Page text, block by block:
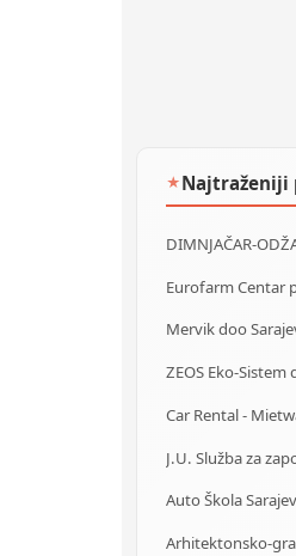
★Najtraženiji
Eurofarm Centar
Mervik doo
ZEOS Eko-Sistem
Arhitektonsko-